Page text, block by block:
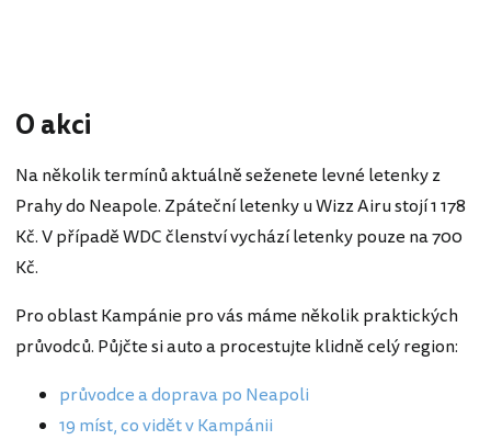
O akci
Na několik termínů aktuálně seženete levné letenky z
Prahy do Neapole. Zpáteční letenky u Wizz Airu stojí 1 178
Kč. V případě WDC členství vychází letenky pouze na 700
Kč.
Pro oblast Kampánie pro vás máme několik praktických
průvodců. Půjčte si auto a procestujte klidně celý region:
průvodce a doprava po Neapoli
19 míst, co vidět v Kampánii